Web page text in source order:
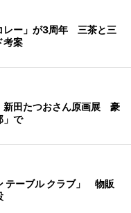
レー」が3周年 三茶と三
考案
新田たつおさん原画展 豪
」で
テーブル クラブ」 物販